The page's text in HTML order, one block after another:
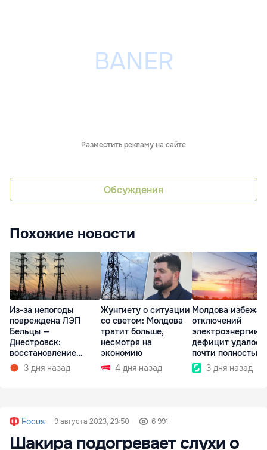
Разместить рекламу на сайте
Обсуждения
Похожие новости
Из-за непогоды
повреждена ЛЭП
Бельцы —
Днестровск:
восстановление
займет более недели
3 дня назад
Жунгиету о ситуации
со светом: Молдова
тратит больше,
несмотря на
экономию
4 дня назад
Молдова
отключений
электроэнергии:
дефицит удалось
почти полностью
покрыть3 дня назад
Focus 9 августа 2023, 23:50 6 991
Шакира подогревает слухи о